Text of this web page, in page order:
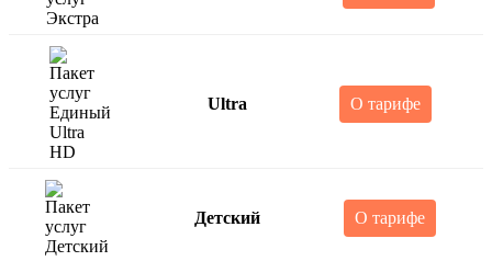
Ultra О тарифе
Детский О тарифе